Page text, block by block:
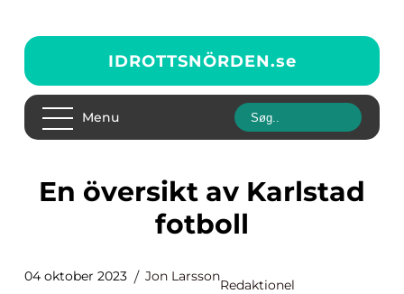
IDROTTSNÖRDEN.se
Menu
En översikt av Karlstad
fotboll
04 oktober 2023 Jon Larsson
Redaktionel